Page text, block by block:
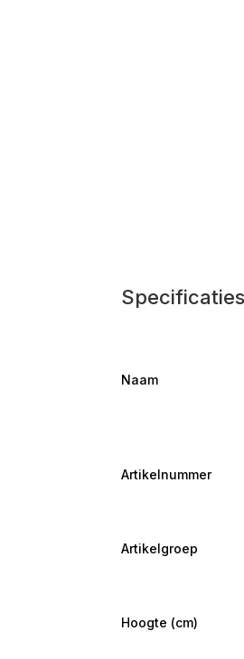
Specificaties
Naam
Artikelnummer
Artikelgroep
Hoogte (cm)